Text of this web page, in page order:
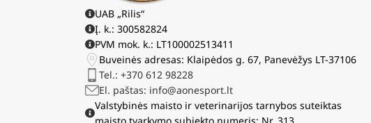
UAB „Rilis“
Į. k.: 300582824
PVM mok. k.: LT100002513411
Buveinės adresas: Klaipėdos g. 67, Panevėžys LT-37106
Tel.: +370 612 98228
El. paštas: info@aonesport.lt
Valstybinės maisto ir veterinarijos tarnybos suteiktas